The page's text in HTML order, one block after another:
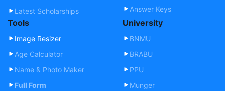
Latest Scholarships
Answer Keys
Tools
Image Resizer
Age Calculator
Name & Photo Maker
Full Form
University
BNMU
BRABU
PPU
Munger